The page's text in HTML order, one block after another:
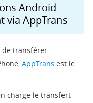
Android
via AppTrans
de transférer
AppTrans est le
charge le transfert